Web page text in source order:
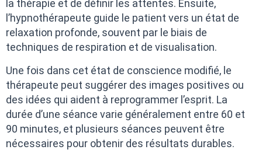
la thérapie et de définir les attentes. Ensuite,
l’hypnothérapeute guide le patient vers un état de
relaxation profonde, souvent par le biais de
techniques de respiration et de visualisation.
Une fois dans cet état de conscience modifié, le
thérapeute peut suggérer des images positives ou
des idées qui aident à reprogrammer l’esprit. La
durée d’une séance varie généralement entre 60 et
90 minutes, et plusieurs séances peuvent être
nécessaires pour obtenir des résultats durables.